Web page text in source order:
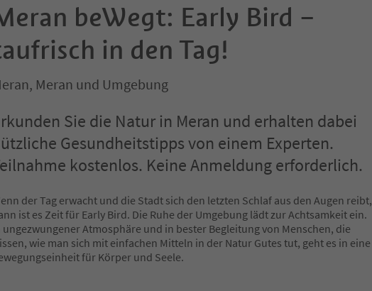
beWegt: Early Bird –
in den Tag!
Meran und Umgebung
Sie die Natur in Meran und erhalten dabei
Gesundheitstipps von einem Experten.
kostenlos. Keine Anmeldung erforderlich.
der Tag erwacht und die Stadt sich den letzten Schlaf aus den Augen reibt,
ist es Zeit für Early Bird. Die Ruhe der Umgebung lädt zur Achtsamkeit ein.
ungezwungener Atmosphäre und in bester Begleitung von Menschen, die
wie man sich mit einfachen Mitteln in der Natur Gutes tut, geht es in eine
für Körper und Seele.